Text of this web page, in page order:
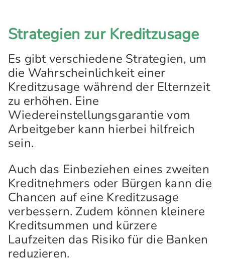
Strategien zur Kreditzusage
Es gibt verschiedene Strategien, um
die Wahrscheinlichkeit einer
Kreditzusage während der Elternzeit
zu erhöhen. Eine
Wiedereinstellungsgarantie vom
Arbeitgeber kann hierbei hilfreich
sein.
Auch das Einbeziehen eines zweiten
Kreditnehmers oder Bürgen kann die
Chancen auf eine Kreditzusage
verbessern. Zudem können kleinere
Kreditsummen und kürzere
Laufzeiten das Risiko für die Banken
reduzieren.